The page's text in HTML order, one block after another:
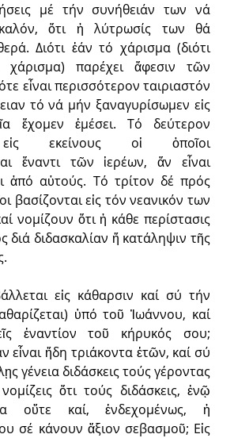
μέ τήν συνήθειάν των νά
ὅτι ἡ λύτρωσίς των θά
Διότι ἐάν τό χάρισμα (διότι
χάρισμα) παρέχει ἄφεσιν τῶν
εἶναι περισσότερον ταιριαστόν
τό νά μήν ξαναγυρίσωμεν εἰς
ἔχομεν ἐμέσει. Τό δεύτερον
εἰς εκείνους οἱ ὁποῖοι
ἔναντι τῶν ἱερέων, ἄν εἶναι
ἀπό αὐτούς. Τό τρίτον δέ πρός
βασίζονται εἰς τόν νεανικόν των
νομίζουν ὅτι ἡ κάθε περίστασις
διά διδασκαλίαν ἤ κατάληψιν τῆς
εἰς κάθαρσιν καί σύ τήν
ὑπό τοῦ Ἰωάννου, καί
ἐναντίον τοῦ κήρυκός σου;
εἶναι ἤδη τριάκοντα ἐτῶν, καί σύ
γένεια διδάσκεις τούς γέροντας
ὅτι τούς διδάσκεις, ἐνῷ
οὔτε καί, ἐνδεχομένως, ἡ
σέ κάνουν ἄξιον σεβασμοῦ; Εἰς